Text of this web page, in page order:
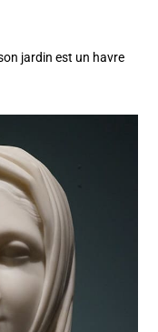
jardin est un havre